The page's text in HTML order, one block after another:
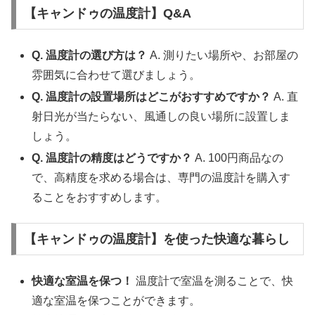
【キャンドゥの温度計】Q&A
Q. 温度計の選び方は？ A. 測りたい場所や、お部屋の
雰囲気に合わせて選びましょう。
Q. 温度計の設置場所はどこがおすすめですか？ A. 直
射日光が当たらない、風通しの良い場所に設置しま
しょう。
Q. 温度計の精度はどうですか？ A. 100円商品なの
で、高精度を求める場合は、専門の温度計を購入す
ることをおすすめします。
【キャンドゥの温度計】を使った快適な暮らし
快適な室温を保つ！ 温度計で室温を測ることで、快
適な室温を保つことができます。